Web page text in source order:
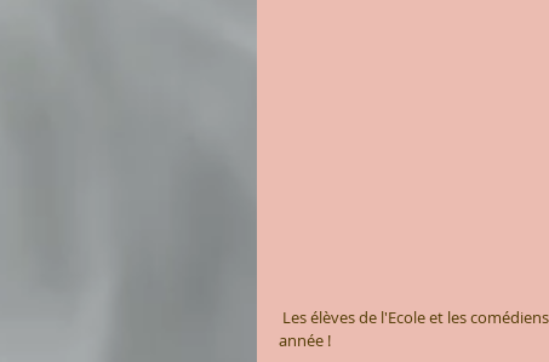
année !